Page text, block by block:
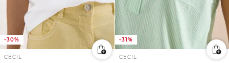
-30%
CECIL
-31%
CECIL